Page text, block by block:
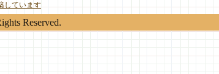
しています
Reserved.